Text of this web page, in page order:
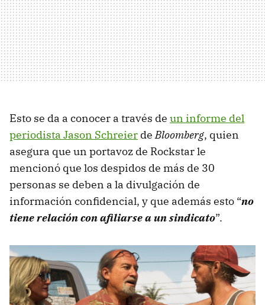
Esto se da a conocer a través de un informe del
periodista Jason Schreier deBloomberg, quien
asegura que un portavoz de Rockstar le
mencionó que los despidos de más de 30
personas se deben a la divulgación de
información confidencial, y que además esto “no
tiene relación con afiliarse a un sindicato”.